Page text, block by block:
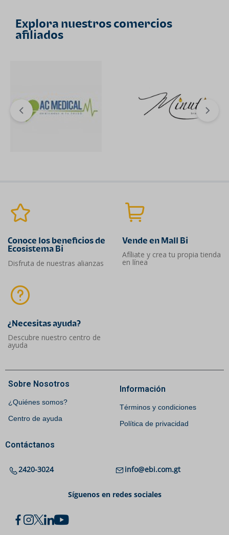
Explora nuestros comercios
afiliados
Conoce los beneficios de
Ecosistema Bi
Disfruta de nuestras alianzas
Vende en Mall Bi
Afíliate y crea tu propia tienda
en línea
¿Necesitas ayuda?​
Descubre nuestro centro de
ayuda
Sobre Nosotros
¿Quiénes somos?
Centro de ayuda
Información
Términos y condiciones
Política de privacidad
Contáctanos
2420-3024 info@ebi.com.gt
Síguenos en redes sociales